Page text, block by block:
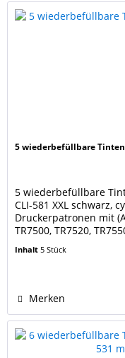
5 wiederbefüllbare
5 wiederbefüllbare
CLI-581 XXL schwarz,
Druckerpatronen mit
TR7500, TR7520,
TS6150, TS6151,
Inhalt 5 Stück
Merken